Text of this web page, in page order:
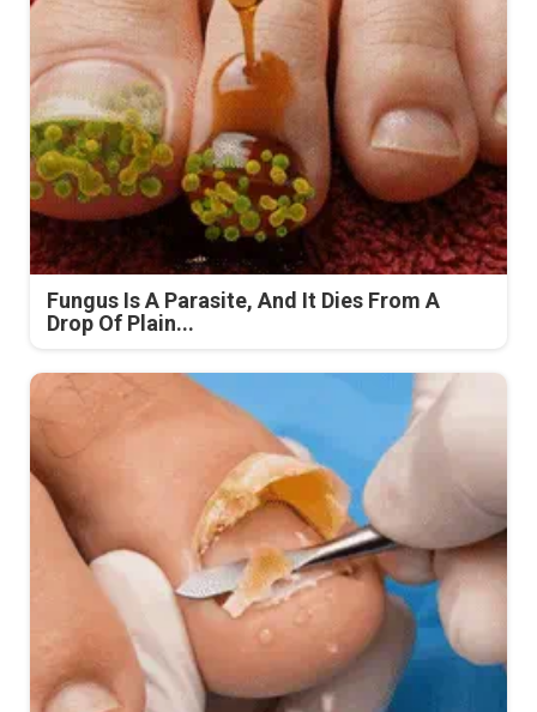
Fungus Is A Parasite, And It Dies From A
Drop Of Plain...